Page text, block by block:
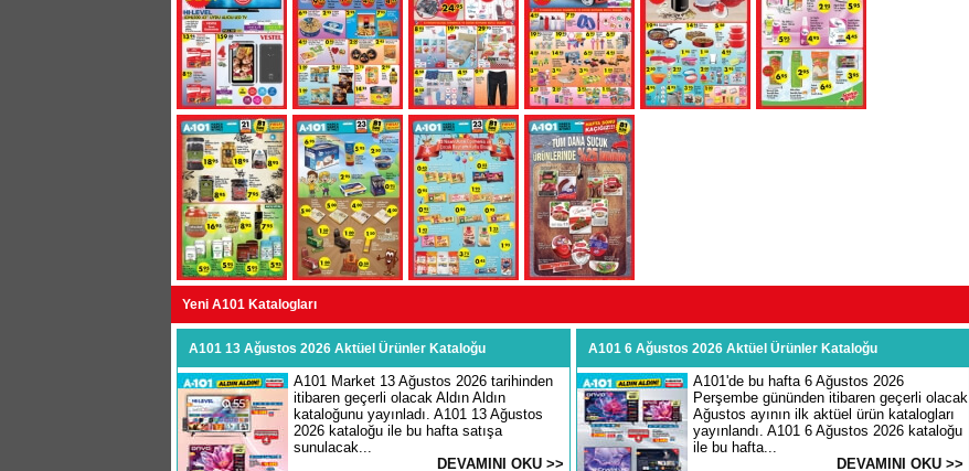
Yeni A101 Katalogları
A101 13 Ağustos 2026 Aktüel Ürünler Kataloğu
A101 Market 13 Ağustos 2026 tarihinden
itibaren geçerli olacak Aldın Aldın
kataloğunu yayınladı. A101 13 Ağustos
2026 kataloğu ile bu hafta satışa
sunulacak...
DEVAMINI OKU >>
A101 6 Ağustos 2026 Aktüel Ürünler Kataloğu
A101'de bu hafta 6 Ağustos 2026
Perşembe gününden itibaren geçerli olacak
Ağustos ayının ilk aktüel ürün katalogları
yayınlandı. A101 6 Ağustos 2026 kataloğu
ile bu hafta...
DEVAMINI OKU >>